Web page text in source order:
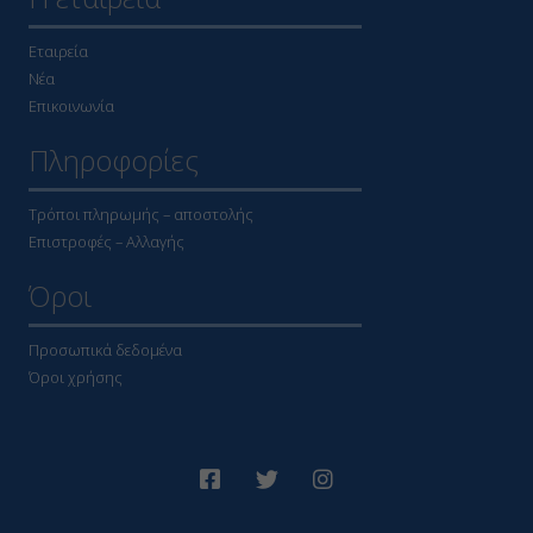
Εταιρεία
Νέα
Επικοινωνία
Πληροφορίες
Τρόποι πληρωμής – αποστολής
Επιστροφές – Αλλαγής
Όροι
Προσωπικά δεδομένα
Όροι χρήσης